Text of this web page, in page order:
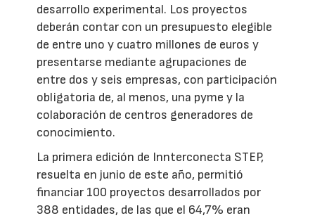
desarrollo experimental. Los proyectos
deberán contar con un presupuesto elegible
de entre uno y cuatro millones de euros y
presentarse mediante agrupaciones de
entre dos y seis empresas, con participación
obligatoria de, al menos, una pyme y la
colaboración de centros generadores de
conocimiento.
La primera edición de Innterconecta STEP,
resuelta en junio de este año, permitió
financiar 100 proyectos desarrollados por
388 entidades, de las que el 64,7% eran